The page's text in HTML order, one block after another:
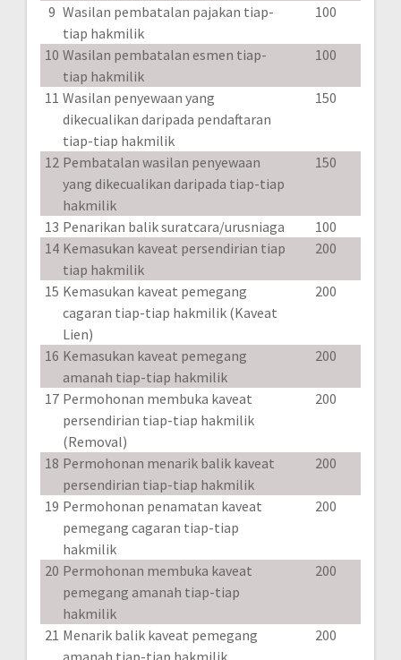
9 Wasilan pembatalan pajakan tiap-
tiap hakmilik
100
10 Wasilan pembatalan esmen tiap-
tiap hakmilik
100
11 Wasilan penyewaan yang
dikecualikan daripada pendaftaran
tiap-tiap hakmilik
150
12 Pembatalan wasilan penyewaan
yang dikecualikan daripada tiap-tiap
hakmilik
150
13 Penarikan balik suratcara/urusniaga
100
14 Kemasukan kaveat persendirian tiap
tiap hakmilik
200
15 Kemasukan kaveat pemegang
cagaran tiap-tiap hakmilik (Kaveat
Lien)
200
16 Kemasukan kaveat pemegang
amanah tiap-tiap hakmilik
200
17 Permohonan membuka kaveat
persendirian tiap-tiap hakmilik
(Removal)
200
18 Permohonan menarik balik kaveat
persendirian tiap-tiap hakmilik
200
19 Permohonan penamatan kaveat
pemegang cagaran tiap-tiap
hakmilik
200
20 Permohonan membuka kaveat
pemegang amanah tiap-tiap
hakmilik
200
21 Menarik balik kaveat pemegang
amanah tiap-tiap hakmilik
200